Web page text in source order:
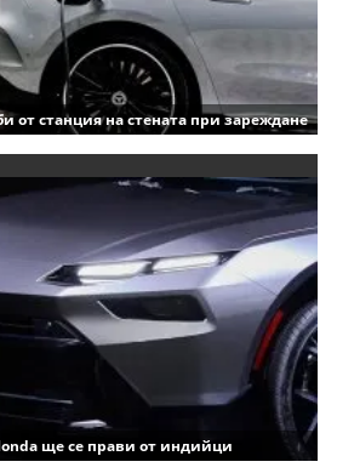
от станция на стената при зареждане
ще се прави от индийци